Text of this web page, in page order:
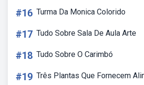
#16 Turma Da Monica Colorido
#17 Tudo Sobre Sala De Aula Arte
#18 Tudo Sobre O Carimbó
#19 Três Plantas Que Fornecem